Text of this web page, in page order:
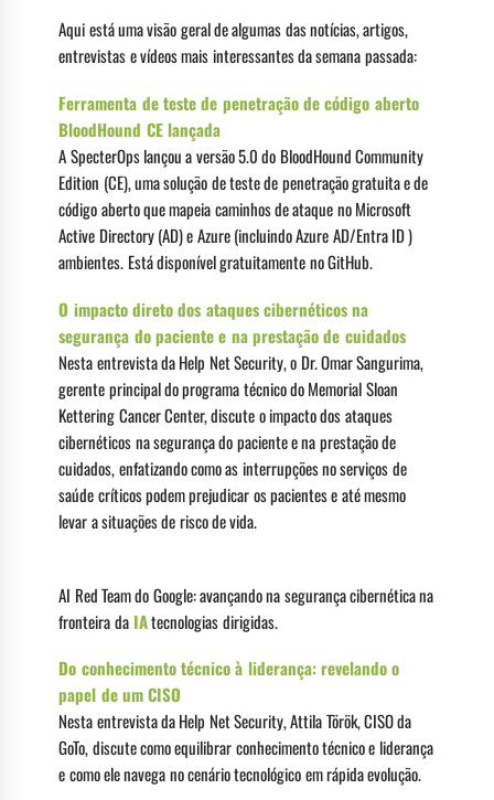
Aqui está uma visão geral de algumas das notícias, artigos,
entrevistas e vídeos mais interessantes da semana passada:
Ferramenta de teste de penetração de código aberto
BloodHound CE lançada
A SpecterOps lançou a versão 5.0 do BloodHound Community
Edition (CE), uma solução de teste de penetração gratuita e de
código aberto que mapeia caminhos de ataque no Microsoft
Active Directory (AD) e Azure (incluindo Azure AD/Entra ID )
ambientes. Está disponível gratuitamente no GitHub.
O impacto direto dos ataques cibernéticos na
segurança do paciente e na prestação de cuidados
Nesta entrevista da Help Net Security, o Dr. Omar Sangurima,
gerente principal do programa técnico do Memorial Sloan
Kettering Cancer Center, discute o impacto dos ataques
cibernéticos na segurança do paciente e na prestação de
cuidados, enfatizando como as interrupções no serviços de
saúde críticos podem prejudicar os pacientes e até mesmo
levar a situações de risco de vida.
AI Red Team do Google: avançando na segurança cibernética na
fronteira daIAtecnologias dirigidas.
Do conhecimento técnico à liderança: revelando o
papel de um CISO
Nesta entrevista da Help Net Security, Attila Török, CISO da
GoTo, discute como equilibrar conhecimento técnico e liderança
e como ele navega no cenário tecnológico em rápida evolução.